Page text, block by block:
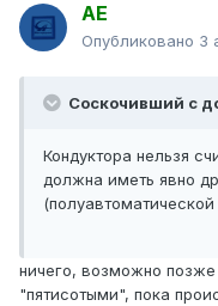
АЕ
Опубликовано 3
Соскочивший с
Кондуктора нельзя
должна иметь явно
ничего, возможно
"пятисотыми", пока